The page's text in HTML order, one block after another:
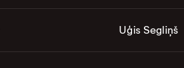
Uģis Segliņš